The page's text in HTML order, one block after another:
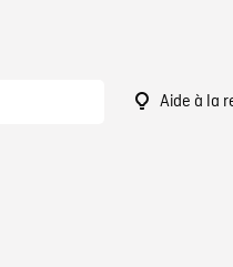
Aide à la